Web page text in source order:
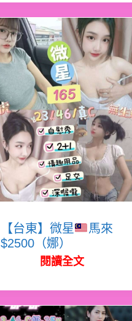
【台東】微星
馬來
$2500（娜）
閱讀全文